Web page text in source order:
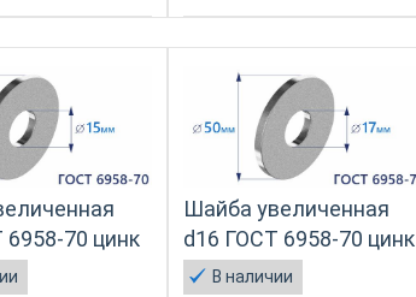
70 цинк
Шайба увеличенная
d16 ГОСТ 6958-70 цинк
В наличии